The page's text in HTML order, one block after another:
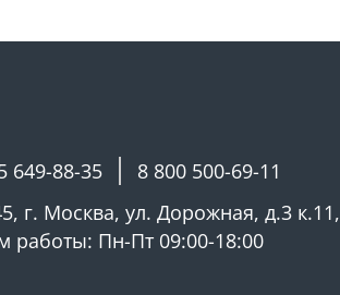
649-88-35
8 800 500-69-11
г. Москва, ул. Дорожная, д.3
работы: Пн-Пт 09:00-18:00